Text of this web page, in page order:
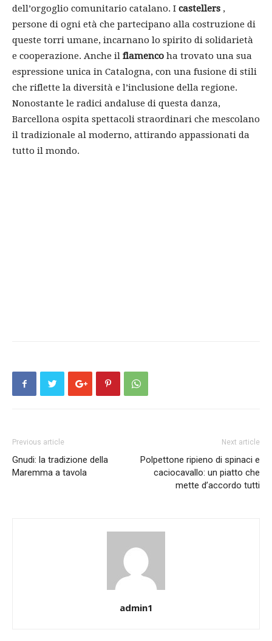
dell’orgoglio comunitario catalano. I castellers ,
persone di ogni età che partecipano alla costruzione di
queste torri umane, incarnano lo spirito di solidarietà
e cooperazione. Anche il flamenco ha trovato una sua
espressione unica in Catalogna, con una fusione di stili
che riflette la diversità e l’inclusione della regione.
Nonostante le radici andaluse di questa danza,
Barcellona ospita spettacoli straordinari che mescolano
il tradizionale al moderno, attirando appassionati da
tutto il mondo.
Previous article
Gnudi: la tradizione della
Maremma a tavola
Next article
Polpettone ripieno di spinaci e
caciocavallo: un piatto che
mette d’accordo tutti
admin1